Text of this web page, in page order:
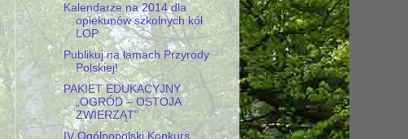
Kalendarze na 2014 dla
opiekunów szkolnych kół
LOP
Publikuj na łamach Przyrody
Polskiej!
PAKIET EDUKACYJNY
„OGRÓD – OSTOJA
ZWIERZĄT”
IV Ogólnopolski Konkurs